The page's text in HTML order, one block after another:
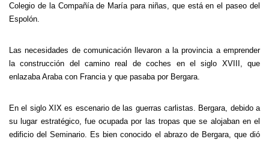
Colegio de la Compañía de María para niñas, que está en el paseo del
Espolón.
Las necesidades de comunicación llevaron a la provincia a emprender
la construcción del camino real de coches en el siglo XVIII, que
enlazaba Araba con Francia y que pasaba por Bergara.
En el siglo XIX es escenario de las guerras carlistas. Bergara, debido a
su lugar estratégico, fue ocupada por las tropas que se alojaban en el
edificio del Seminario. Es bien conocido el abrazo de Bergara, que dió